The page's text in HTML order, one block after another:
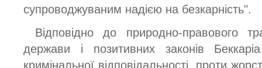
супроводжуваним надією на безкарність".
Відповідно до природно-правового
держави і позитивних законів
кримінальної відповідальності, проти